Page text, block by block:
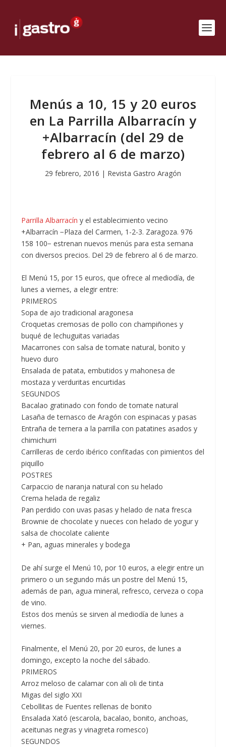
Menús a 10, 15 y 20 euros
en La Parrilla Albarracín y
+Albarracín (del 29 de
febrero al 6 de marzo)
29 febrero, 2016 | Revista Gastro Aragón
Parrilla Albarracín y el establecimiento vecino
+Albarracín −Plaza del Carmen, 1-2-3. Zaragoza. 976
158 100− estrenan nuevos menús para esta semana
con diversos precios. Del 29 de febrero al 6 de marzo.
El Menú 15, por 15 euros,que ofrece al mediodía, de
lunes a viernes, a elegir entre:
PRIMEROS
Sopa de ajo tradicional aragonesa
Croquetas cremosas de pollo con champiñones y
buqué de lechuguitas variadas
Macarrones con salsa de tomate natural, bonito y
huevo duro
Ensalada de patata, embutidos y mahonesa de
mostaza y verduritas encurtidas
SEGUNDOS
Bacalao gratinado con fondo de tomate natural
Lasaña de ternasco de Aragón con espinacas y pasas
Entraña de ternera a la parrilla con patatines asados y
chimichurri
Carrilleras de cerdo ibérico confitadas con pimientos del
piquillo
POSTRES
Carpaccio de naranja natural con su helado
Crema helada de regaliz
Pan perdido con uvas pasas y helado de nata fresca
Brownie de chocolate y nueces con helado de yogur y
salsa de chocolate caliente
+ Pan, aguas minerales y bodega
De ahí surge el Menú 10, por 10 euros, a elegir entre un
primero o un segundo más un postre del Menú 15,
además de pan, agua mineral, refresco, cerveza o copa
de vino.
Estos dos menús se sirven al mediodía de lunes a
viernes.
Finalmente, el Menú 20, por 20 euros, de lunes a
domingo, excepto la noche del sábado.
PRIMEROS
Arroz meloso de calamar con ali oli de tinta
Migas del siglo XXI
Cebollitas de Fuentes rellenas de bonito
Ensalada Xató (escarola, bacalao, bonito, anchoas,
aceitunas negras y vinagreta romesco)
SEGUNDOS